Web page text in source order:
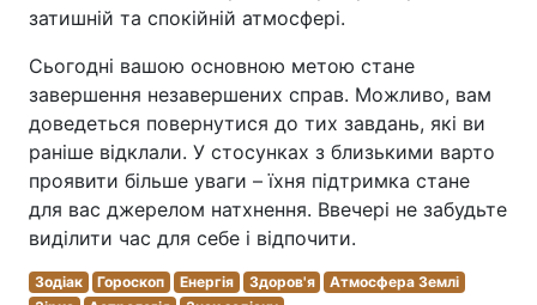
затишній та спокійній атмосфері.
Сьогодні вашою основною метою стане
завершення незавершених справ. Можливо, вам
доведеться повернутися до тих завдань, які ви
раніше відклали. У стосунках з близькими варто
проявити більше уваги – їхня підтримка стане
для вас джерелом натхнення. Ввечері не забудьте
виділити час для себе і відпочити.
Зодіак Гороскоп Енергія Здоров'я
Атмосфера Землі